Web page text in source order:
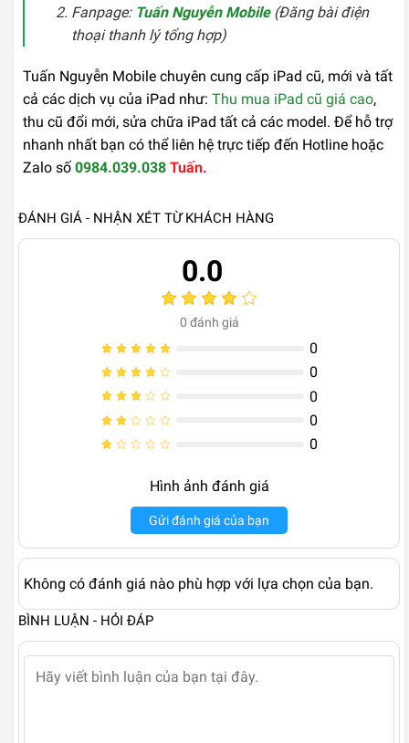
Fanpage: Tuấn Nguyễn Mobile(Đăng bài điện
thoại thanh lý tổng hợp)
Tuấn Nguyễn Mobile chuyên cung cấp iPad cũ, mới và tất
cả các dịch vụ của iPad như: Thu mua iPad cũ giá cao,
thu cũ đổi mới, sửa chữa iPad tất cả các model. Để hỗ trợ
nhanh nhất bạn có thể liên hệ trực tiếp đến Hotline hoặc
Zalo số 0984.039.038 Tuấn.
ĐÁNH GIÁ - NHẬN XÉT TỪ KHÁCH HÀNG
0.0
0 đánh giá
0
0
0
0
0
Hình ảnh đánh giá
Gửi đánh giá của bạn
Không có đánh giá nào phù hợp với lựa chọn của bạn.
BÌNH LUẬN - HỎI ĐÁP